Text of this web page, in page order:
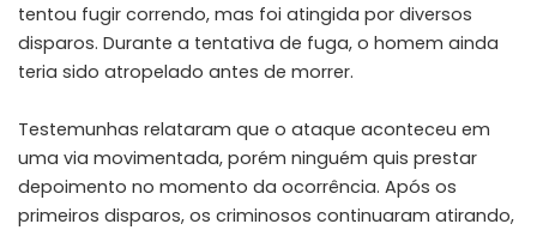
tentou fugir correndo, mas foi atingida por diversos
disparos. Durante a tentativa de fuga, o homem ainda
teria sido atropelado antes de morrer.
Testemunhas relataram que o ataque aconteceu em
uma via movimentada, porém ninguém quis prestar
depoimento no momento da ocorrência. Após os
primeiros disparos, os criminosos continuaram atirando,